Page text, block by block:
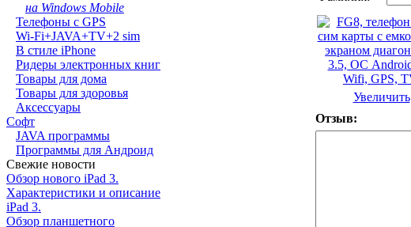
на Windows Mobile
Телефоны с GPS
Wi-Fi+JAVA+TV+2 sim
В стиле iPhone
Ридеры электронных книг
Товары для дома
Товары для здоровья
Аксессуары
Софт
JAVA программы
Программы для Андроид
Свежие новости
Обзор нового iPad 3.
Характеристики и описание
iPad 3.
Обзор планшетного
Увеличить
Отзыв: